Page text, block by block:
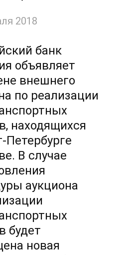
2018
банк
объявляет
внешнего
по реализации
находящихся
Петербурге
В случае
аукциона
будет
новая